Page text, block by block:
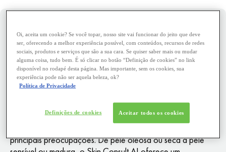
SUA ANÁLISE DE PELE EM APENAS 3 PASSOS
Obtenha informações reais sobre a saúde da sua pele e
seu perfil. Nosso objetivo é proporcionar a você um
conhecimento genuíno, impulsionado por Inteligência
principais preocupações. De pele oleosa ou seca a pele
Oi, aceita um cookie? Se você topar, nosso site vai funcionar do jeito que deve
ser, oferecendo a melhor experiência possível, com conteúdos, recursos de redes
sociais, produtos e serviços que são a sua cara. Se quiser saber mais ou mudar
alguma coisa, tudo bem. É só clicar no botão “Definição de cookies” no link
disponível no rodapé desta página. Mas importante, sem os cookies, sua
experiência pode não ser aquela beleza, ok?
Política de Privacidade
Definições de cookies Aceitar todos os cookies